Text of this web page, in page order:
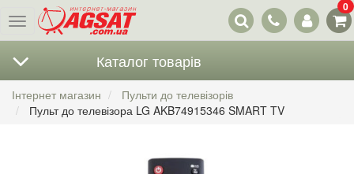
Меню
Наші
контакти
0
Каталог товарів
Інтернет магазин
Пульти до телевізорів
Пульт до телевізора LG AKB74915346 SMART TV